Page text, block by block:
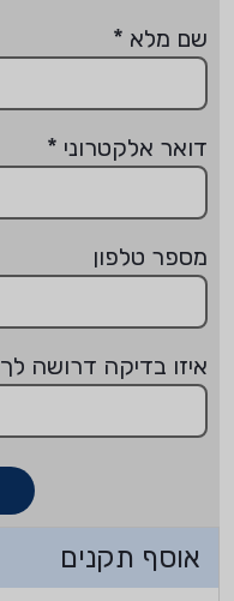
שם מלא *
דואר אלקטרוני *
מספר טלפון
איזו בדיקה דרושה לך
אוסף תקנים